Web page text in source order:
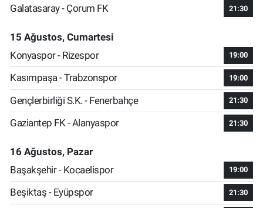
Galatasaray - Çorum FK
21:30
15 Ağustos, Cumartesi
Konyaspor - Rizespor
19:00
Kasımpaşa - Trabzonspor 19:00
Gençlerbirliği S.K. - Fenerbahçe 21:30
Gaziantep FK - Alanyaspor 21:30
16 Ağustos, Pazar
Başakşehir - Kocaelispor
19:00
Beşiktaş - Eyüpspor 21:30